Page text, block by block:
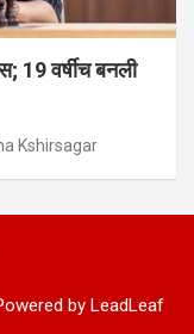
19 वर्षीच बनली
Kshirsagar
by LeadLeaf